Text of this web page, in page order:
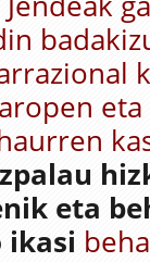
eta
ikasi